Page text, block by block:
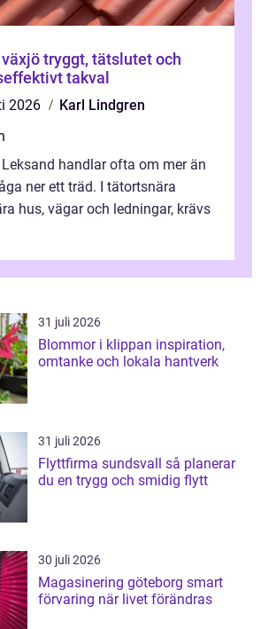
tätslutet och
takval
2026
Karl Lindgren
handlar ofta om mer än
ner ett träd. I tätortsnära
hus, vägar och ledningar, krävs
31 juli 2026
Blommor i klippan inspiration,
omtanke och lokala hantverk
31 juli 2026
Flyttfirma sundsvall så planerar
du en trygg och smidig flytt
30 juli 2026
Magasinering göteborg smart
förvaring när livet förändras